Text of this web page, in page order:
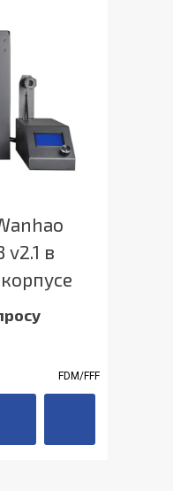
в
FDM/FFF